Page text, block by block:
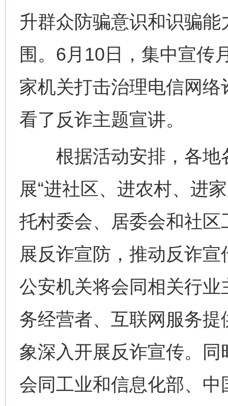
升群众防骗意识和识骗
围。6月10日，集中宣传
家机关打击治理电信网
看了反诈主题宣讲。
根据活动安排，各地
展“进社区、进农村、进
托村委会、居委会和社
展反诈宣防，推动反诈
公安机关将会同相关行
务经营者、互联网服务
象深入开展反诈宣传。
会同工业和信息化部、